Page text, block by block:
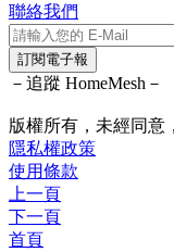
聯絡我們
訂閱電子報
－追蹤 HomeMesh－
版權所有，未經同意
隱私權政策
使用條款
上一頁
下一頁
首頁